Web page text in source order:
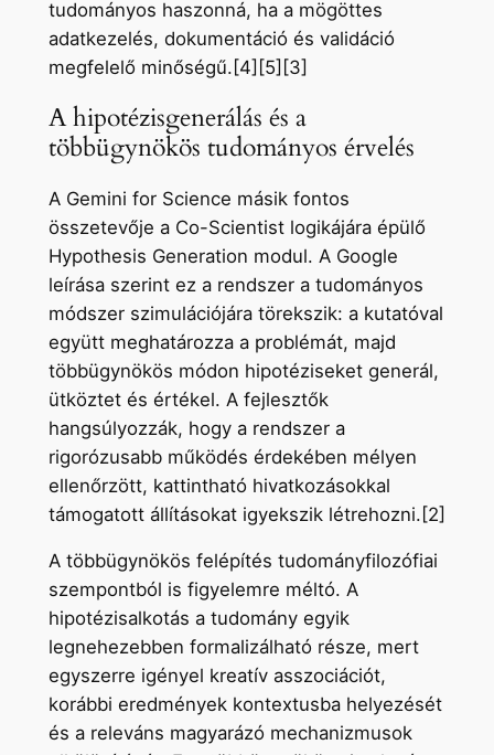
tudományos haszonná, ha a mögöttes
adatkezelés, dokumentáció és validáció
megfelelő minőségű.[4][5][3]
A hipotézisgenerálás és a
többügynökös tudományos érvelés
A Gemini for Science másik fontos
összetevője a Co-Scientist logikájára épülő
Hypothesis Generation modul. A Google
leírása szerint ez a rendszer a tudományos
módszer szimulációjára törekszik: a kutatóval
együtt meghatározza a problémát, majd
többügynökös módon hipotéziseket generál,
ütköztet és értékel. A fejlesztők
hangsúlyozzák, hogy a rendszer a
rigorózusabb működés érdekében mélyen
ellenőrzött, kattintható hivatkozásokkal
támogatott állításokat igyekszik létrehozni.[2]
A többügynökös felépítés tudományfilozófiai
szempontból is figyelemre méltó. A
hipotézisalkotás a tudomány egyik
legnehezebben formalizálható része, mert
egyszerre igényel kreatív asszociációt,
korábbi eredmények kontextusba helyezését
és a releváns magyarázó mechanizmusok